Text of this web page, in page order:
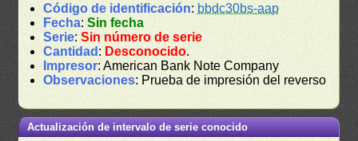
Código de identificación: bbdc30bs-aap
Fecha:Sin fecha
Serie:Sin número de serie
Cantidad : Desconocido.
Impresor: American Bank Note Company
Observaciones: Prueba de impresión del reverso
Actualización de intervalo de serie conocido